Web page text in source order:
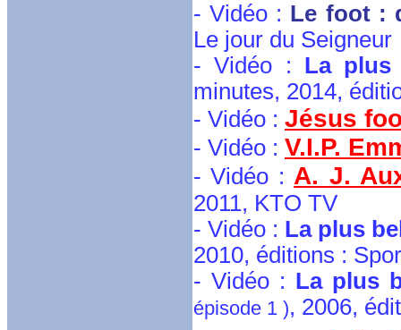
- Vidéo : Le foot :
Le jour du Seigneur
- Vidéo : La
minutes, 2014,
- Vidéo : Jésus
- Vidéo : V.I.P.
- Vidéo : A. J.
2011, KTO TV
- Vidéo : La plus
2010, éditions :
- Vidéo : La plus
épisode 1 ), 2006,